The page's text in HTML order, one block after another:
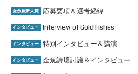
金魚屋新人賞 応募要項＆選考経緯
インタビュー Interview of Gold Fishes
インタビュー 特別インタビュー＆講演
インタビュー 金魚詩壇討議＆インタビュー